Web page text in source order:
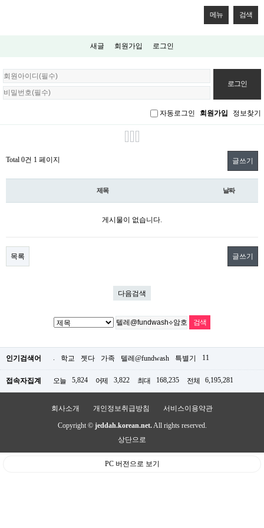
메뉴 검색
새글 회원가입 로그인
회
원
로
자동로그인 회원가입 정보찾기
Total 0건 1 페이지 글쓰기
제목 날짜
게시물이 없습니다.
목록 글쓰기
다음검색
인기검색어 . 학교 젯다 가족 텔레@fundwash 특별기 11
접속자집계 오늘 5,824 어제 3,822 최대 168,235 전체 6,195,281
회사소개 개인정보취급방침 서비스이용약관
Copyright © jeddah.korean.net.All rights reserved.
상단으로
PC 버전으로 보기